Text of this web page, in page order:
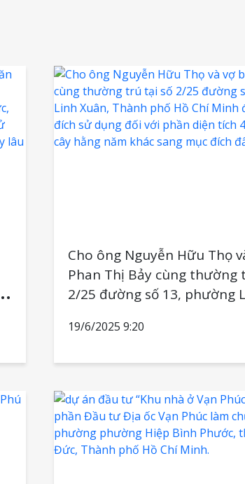
Cho ông Nguyễn Hữu Thọ
Phan Thị Bảy cùng thường
2/25 đường số 13, phường
mục đích sử dụng đối với
19/6/2025 9:20